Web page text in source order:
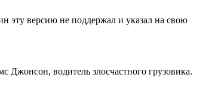
эту версию не поддержал и указал на свою
Джонсон, водитель злосчастного грузовика.